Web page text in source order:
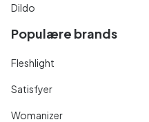
Dildo
Populære brands
Fleshlight
Satisfyer
Womanizer